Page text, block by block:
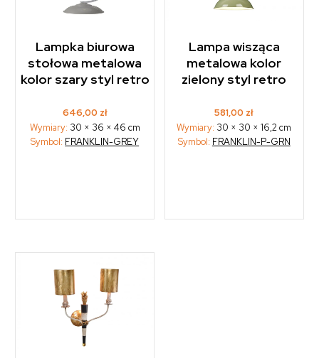
Lampka biurowa
stołowa metalowa
kolor szary styl retro
646,00 zł
Wymiary: 30 × 36 × 46 cm
Symbol: FRANKLIN-GREY
Lampa wisząca
metalowa kolor
zielony styl retro
581,00 zł
Wymiary: 30 × 30 × 16,2 cm
Symbol: FRANKLIN-P-GRN